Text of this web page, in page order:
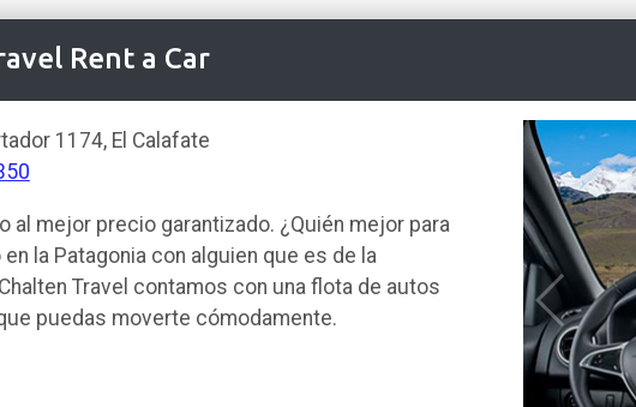
Rent a Car
1174, El Calafate
al mejor precio garantizado. ¿Quién mejor para
la Patagonia con alguien que es de la
Travel contamos con una flota de autos
puedas moverte cómodamente.